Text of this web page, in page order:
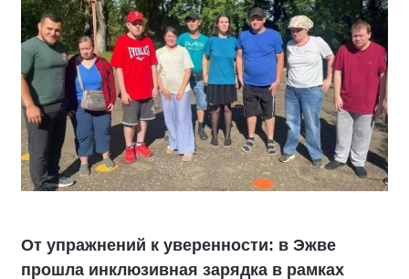
От упражнений к уверенности: в Эжве
прошла инклюзивная зарядка в рамках